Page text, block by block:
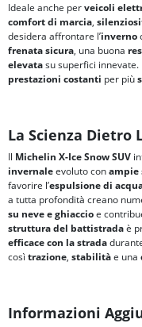
Ideale anche perveicoli
comfort di marcia,
desidera affrontare l’inverno
frenata sicura, una buona
elevatasu superfici
prestazioni costanti per più
La Scienza Dietro
Il Michelin X-Ice Snow SUV
invernaleevoluto conampie
favorire l’espulsione di
a tutta profondità creano
su neve e ghiaccioe
struttura del battistradaè
efficace con la strada
così trazione, stabilitàe una
Informazioni